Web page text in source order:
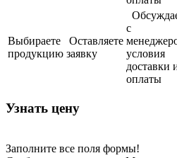
Выбираете
продукцию
Оставляете
заявку
с
условия
доставки
оплаты
Узнать цену
Заполните все поля формы!